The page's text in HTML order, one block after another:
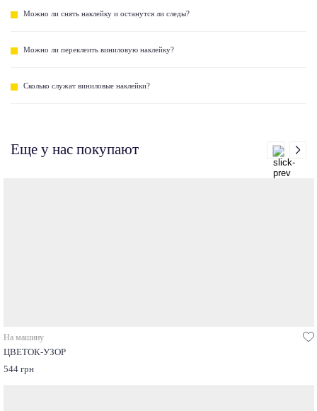
Можно ли снять наклейку и останутся ли следы?
Можно ли переклеить виниловую наклейку?
Сколько служат виниловые наклейки?
Еще у нас покупают
На машину
ЦВЕТОК-УЗОР
544 грн